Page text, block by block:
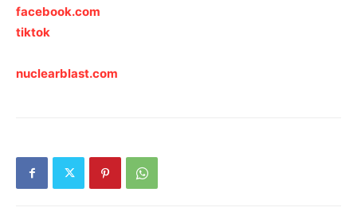
facebook.com
tiktok
nuclearblast.com